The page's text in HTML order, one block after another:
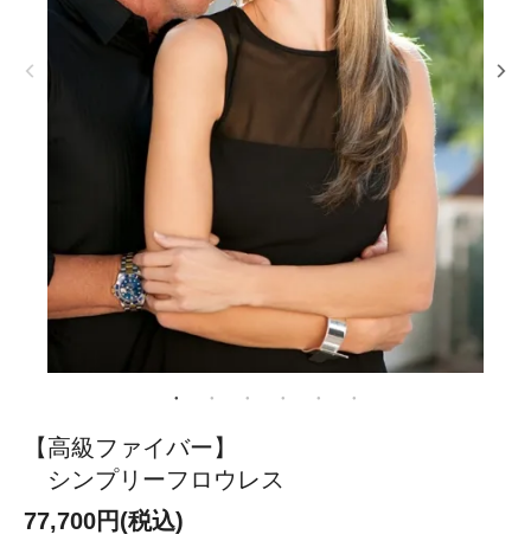
【高級ファイバー】
シンプリーフロウレス
77,700円(税込)